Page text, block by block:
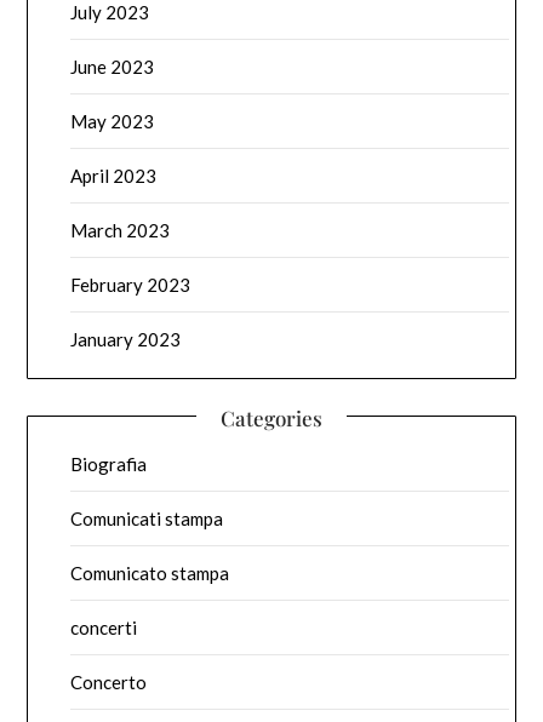
July 2023
June 2023
May 2023
April 2023
March 2023
February 2023
January 2023
Categories
Biografia
Comunicati stampa
Comunicato stampa
concerti
Concerto